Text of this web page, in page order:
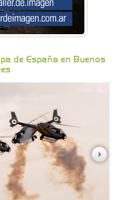
- Productores Asesores de
El Viejo Peña
de España en Buenos